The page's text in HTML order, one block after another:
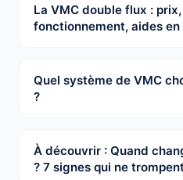
La VMC double flux : prix,
fonctionnement, aides
Quel système de VMC
?
À découvrir : Quand
? 7 signes qui ne